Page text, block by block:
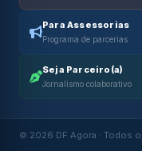
Para Assessorias
Programa de parcerias
Seja Parceiro(a)
Jornalismo colaborativo
© 2026 DF Agora · Todos